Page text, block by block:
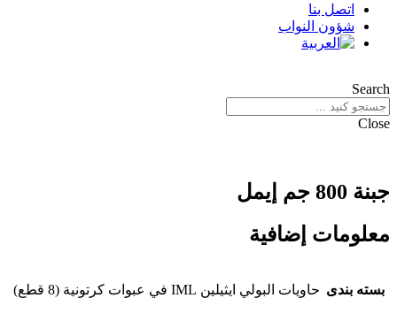
اتصل بنا
شؤون النواب
Search
Close
جبنة 800 جم إيمل
معلومات إضافية
بسته بندی حاويات البولي ايثيلين IML في عبوات كرتونية (8 قطع)